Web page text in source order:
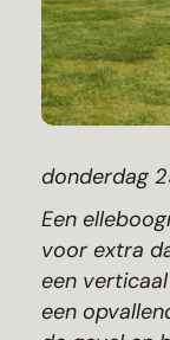
donderdag
Een
voor extra
een
een